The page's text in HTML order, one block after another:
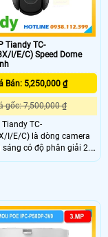
Tiandy TC-
I/E/C) Speed Dome
Bán: 5,250,000 ₫
gốc: 7,500,000 ₫
TC-
I/E/C) là dòng camera
sáng có độ phân giải 2.0
HD 1080P . Chức
lên đến 150m.